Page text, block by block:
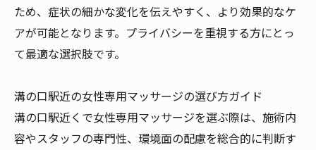
ため、症状の細かな変化を伝えやすく、より効果的なケ
アが可能となります。プライバシーを重視する方にとっ
て最適な選択肢です。
溝の口駅近の女性専用マッサージの選び方ガイド
溝の口駅近くで女性専用マッサージを選ぶ際は、施術内
容やスタッフの専門性、環境面の配慮を総合的に判断す